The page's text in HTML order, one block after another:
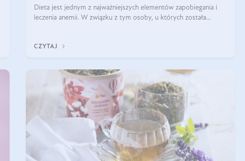
Dieta jest jednym z najważniejszych elementów zapobiegania i
leczenia anemii. W związku z tym osoby, u których została
CZYTAJ